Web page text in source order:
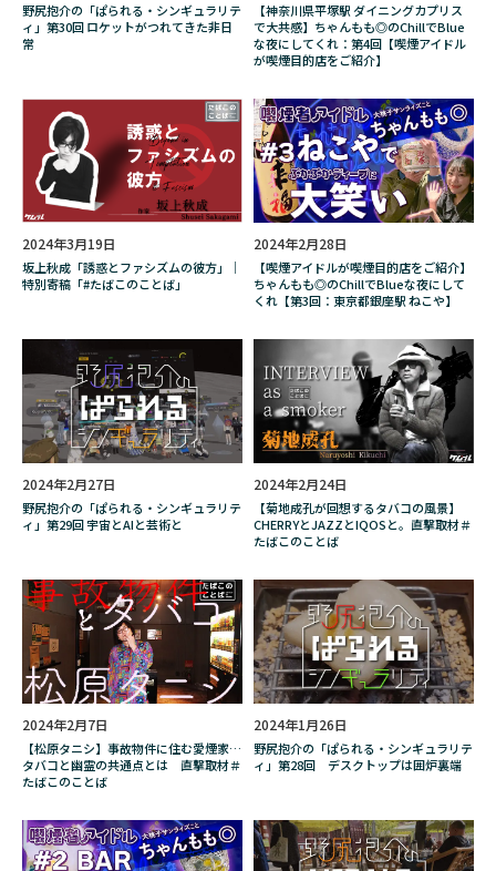
起動帝国オービタリア
軍曹
軽量葉巻
透かしブロック
週末北欧部
違法性
選び方 選挙
都市伝説
里親
里親募集中
野尻抱介
野尻抱介の「ぱられる・シンギュラリティ」
野尻抱介のぱられるシンギュラリティ
金属バット
金属バット無問題
鈴木完吾
銘柄
銭湯ハンコ
錦城護謨株式会社
鎌倉
関暁夫 限定
雲形ひじき
電子タバコ
電線 電線絵画展
電車
青木健
青木美沙子
革のダイヤモンド
革職人
須田慎一郎
風の谷のナウシカ
香川照之
高円寺
高尾山 高島雄哉
高田公太
鬼太郎誕生
魔女
魔女が教える秘密のシャグ・カクテル
魔女占い
魔法省広報課
鳥居みゆき
鳥居服装学院
鹿苑牡丹 麻雀
野尻抱介の「ぱられる・シンギュラリテ
ィ」第30回 ロケットがつれてきた非日
常
【神奈川県平塚駅 ダイニングカプリス
で大共感】ちゃんもも◎のChillでBlue
な夜にしてくれ：第4回【喫煙アイドル
が喫煙目的店をご紹介】
2024年3月19日
坂上秋成「誘惑とファシズムの彼方」｜
特別寄稿「#たばこのことば」
2024年2月28日
【喫煙アイドルが喫煙目的店をご紹介】
ちゃんもも◎のChillでBlueな夜にして
くれ【第3回：東京都銀座駅 ねこや】
2024年2月27日
野尻抱介の「ぱられる・シンギュラリテ
ィ」第29回 宇宙とAIと芸術と
2024年2月24日
【菊地成孔が回想するタバコの風景】
CHERRYとJAZZとIQOSと。直撃取材＃
たばこのことば
2024年2月7日
【松原タニシ】事故物件に住む愛煙家…
タバコと幽霊の共通点とは 直撃取材＃
たばこのことば
2024年1月26日
野尻抱介の「ぱられる・シンギュラリテ
ィ」第28回 デスクトップは囲炉裏端